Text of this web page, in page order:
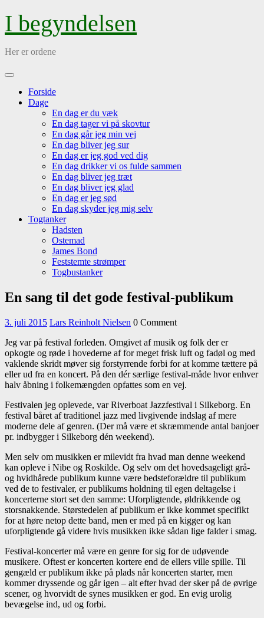
Skip
content
I begyndelsen
Her er ordene
Open
Forside
Dage
En dag er du væk
En dag tager vi på skovtur
En dag går jeg min vej
En dag bliver jeg sur
En dag er jeg god ved dig
En dag drikker vi os fulde sammen
En dag bliver jeg træt
En dag bliver jeg glad
En dag er jeg sød
En dag skyder jeg mig selv
Togtanker
Hadsten
Ostemad
James Bond
Feststemte strømper
Togbustanker
Close
Menu
En sang til det gode festival-publikum
3. juli 20153.
2015
Lars Reinholt Nielsen Lars
Nielsen
0 Comment
Jeg var på festival forleden. Omgivet af musik og folk der er
opkogte og røde i hovederne af for meget frisk luft og fadøl og med
vaklende skridt møver sig forstyrrende forbi for at komme tættere på
eller ud fra en koncert. På den dér særlige festival-måde hvor enhver
halv åbning i folkemængden opfattes som en vej.
Festivalen jeg oplevede, var Riverboat Jazzfestival i Silkeborg. En
festival båret af traditionel jazz med livgivende indslag af mere
moderne dele af genren. (Der må være et skræmmende antal banjoer
pr. indbygger i Silkeborg dén weekend).
Men selv om musikken er milevidt fra hvad man denne weekend
kan opleve i Nibe og Roskilde. Og selv om det hovedsageligt grå-
og hvidhårede publikum kunne være bedsteforældre til publikum
ved de to festivaler, er publikums holdning til egen deltagelse i
koncerterne stort set den samme: Uforpligtende, øldrikkende og
storsnakkende. Størstedelen af publikum er ikke kommet specifikt
for at høre netop dette band, men er med på en kigger og kan
uforpligtende gå videre hvis musikken ikke sådan lige falder i smag.
Festival-koncerter må være en genre for sig for de udøvende
musikere. Oftest er koncerten kortere end de ellers ville spille. Til
gengæld er publikum ikke på plads når koncerten starter, men
kommer dryssende og går igen – alt efter hvad der sker på de øvrige
scener, og hvorvidt de synes musikken er god. En evig urolig
bevægelse ind, ud og forbi.